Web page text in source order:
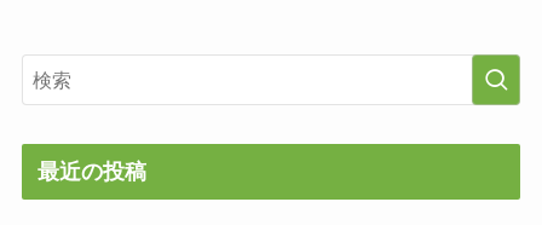
最近の投稿